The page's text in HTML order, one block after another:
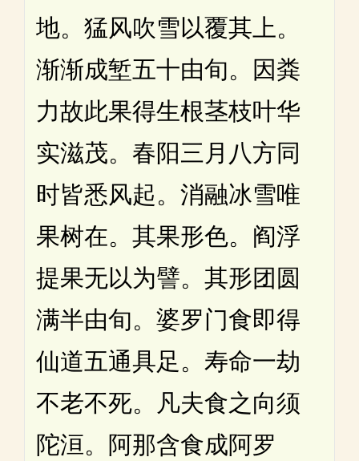
地。猛风吹雪以覆其上。
渐渐成堑五十由旬。因粪
力故此果得生根茎枝叶华
实滋茂。春阳三月八方同
时皆悉风起。消融冰雪唯
果树在。其果形色。阎浮
提果无以为譬。其形团圆
满半由旬。婆罗门食即得
仙道五通具足。寿命一劫
不老不死。凡夫食之向须
陀洹。阿那含食成阿罗